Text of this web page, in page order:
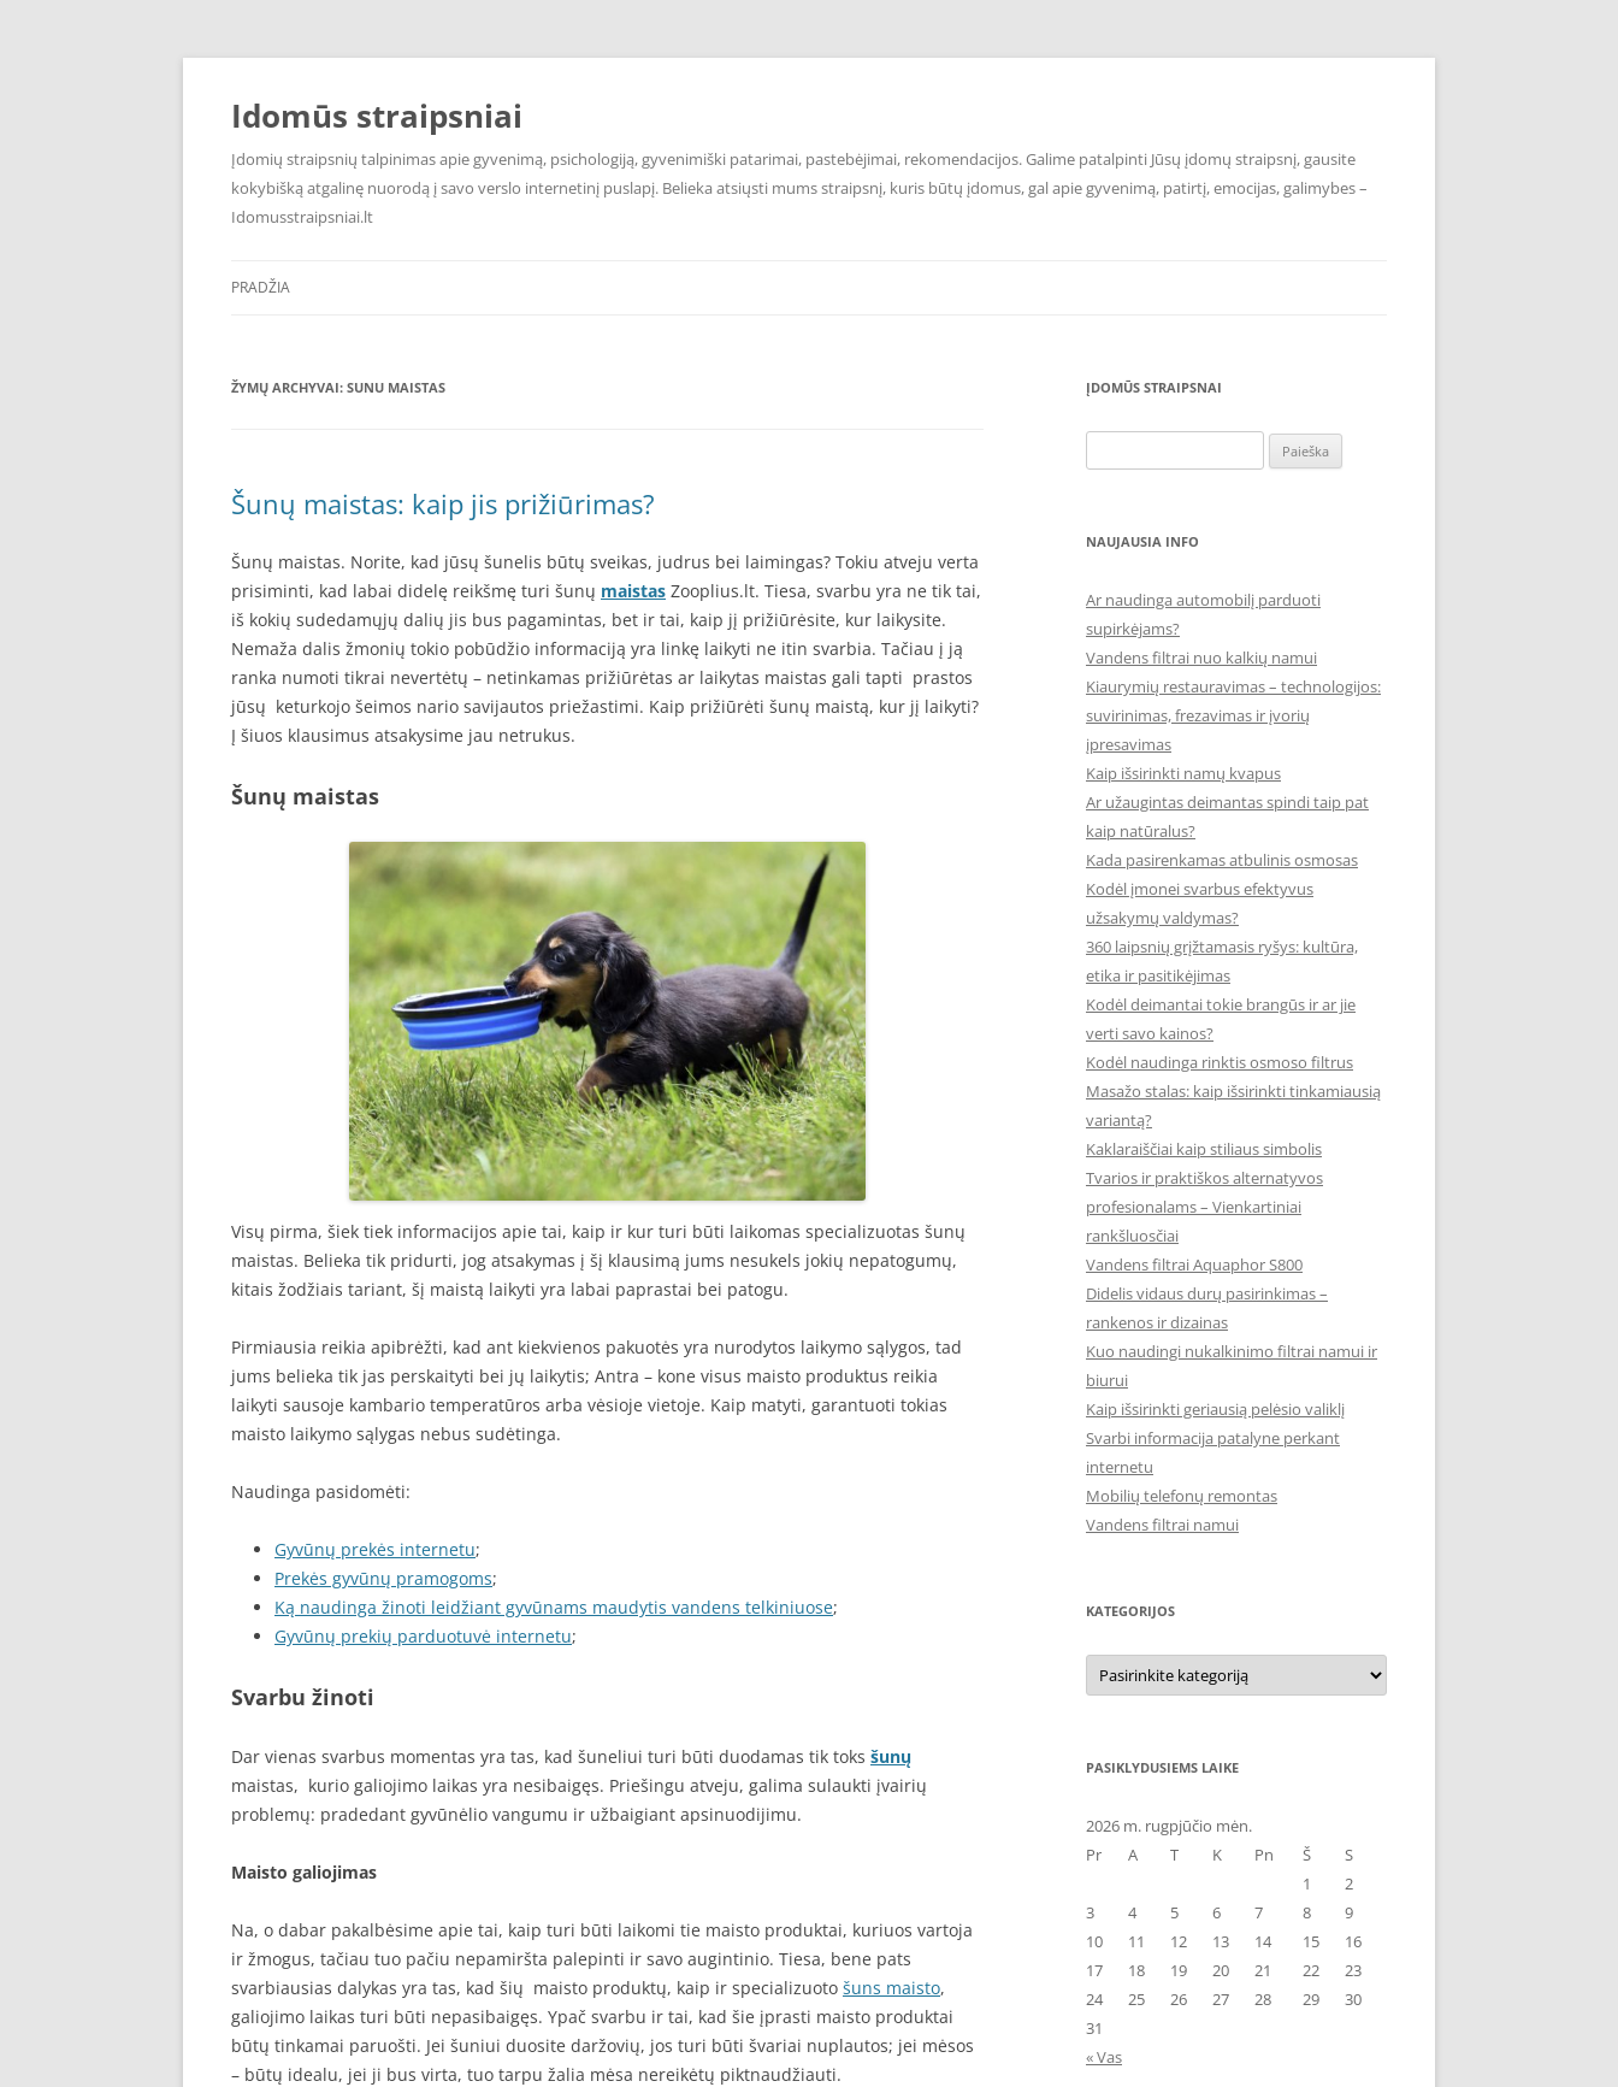
Pereiti
turinio
Idomūs straipsniai
Įdomių straipsnių talpinimas apie gyvenimą, psichologiją, gyvenimiški patarimai, pastebėjimai, rekomendacijos. Galime patalpinti Jūsų įdomų straipsnį, gausite
kokybišką atgalinę nuorodą į savo verslo internetinį puslapį. Belieka atsiųsti mums straipsnį, kuris būtų įdomus, gal apie gyvenimą, patirtį, emocijas, galimybes –
Idomusstraipsniai.lt
PRADŽIA
ŽYMŲ ARCHYVAI: SUNU MAISTAS
Šunų maistas: kaip jis prižiūrimas?
Šunų maistas. Norite, kad jūsų šunelis būtų sveikas, judrus bei laimingas? Tokiu atveju verta
prisiminti, kad labai didelę reikšmę turi šunų maistas Zooplius.lt. Tiesa, svarbu yra ne tik tai,
iš kokių sudedamųjų dalių jis bus pagamintas, bet ir tai, kaip jį prižiūrėsite, kur laikysite.
Nemaža dalis žmonių tokio pobūdžio informaciją yra linkę laikyti ne itin svarbia. Tačiau į ją
ranka numoti tikrai nevertėtų – netinkamas prižiūrėtas ar laikytas maistas gali tapti prastos
jūsų keturkojo šeimos nario savijautos priežastimi. Kaip prižiūrėti šunų maistą, kur jį laikyti?
Į šiuos klausimus atsakysime jau netrukus.
Šunų maistas
Visų pirma, šiek tiek informacijos apie tai, kaip ir kur turi būti laikomas specializuotas šunų
maistas. Belieka tik pridurti, jog atsakymas į šį klausimą jums nesukels jokių nepatogumų,
kitais žodžiais tariant, šį maistą laikyti yra labai paprastai bei patogu.
Pirmiausia reikia apibrėžti, kad ant kiekvienos pakuotės yra nurodytos laikymo sąlygos, tad
jums belieka tik jas perskaityti bei jų laikytis; Antra – kone visus maisto produktus reikia
laikyti sausoje kambario temperatūros arba vėsioje vietoje. Kaip matyti, garantuoti tokias
maisto laikymo sąlygas nebus sudėtinga.
Naudinga pasidomėti:
Gyvūnų prekės internetu;
Prekės gyvūnų pramogoms;
Ką naudinga žinoti leidžiant gyvūnams maudytis vandens telkiniuose;
Gyvūnų prekių parduotuvė internetu;
Svarbu žinoti
Dar vienas svarbus momentas yra tas, kad šuneliui turi būti duodamas tik toks šunų
maistas, kurio galiojimo laikas yra nesibaigęs. Priešingu atveju, galima sulaukti įvairių
problemų: pradedant gyvūnėlio vangumu ir užbaigiant apsinuodijimu.
Maisto galiojimas
Na, o dabar pakalbėsime apie tai, kaip turi būti laikomi tie maisto produktai, kuriuos vartoja
ir žmogus, tačiau tuo pačiu nepamiršta palepinti ir savo augintinio. Tiesa, bene pats
svarbiausias dalykas yra tas, kad šių maisto produktų, kaip ir specializuoto šuns maisto,
galiojimo laikas turi būti nepasibaigęs. Ypač svarbu ir tai, kad šie įprasti maisto produktai
būtų tinkamai paruošti. Jei šuniui duosite daržovių, jos turi būti švariai nuplautos; jei mėsos
– būtų idealu, jei ji bus virta, tuo tarpu žalia mėsa nereikėtų piktnaudžiauti.
ĮDOMŪS STRAIPSNAI
NAUJAUSIA INFO
Ar naudinga automobilį parduoti
supirkėjams?
Vandens filtrai nuo kalkių namui
Kiaurymių restauravimas – technologijos:
suvirinimas, frezavimas ir įvorių
įpresavimas
Kaip išsirinkti namų kvapus
Ar užaugintas deimantas spindi taip pat
kaip natūralus?
Kada pasirenkamas atbulinis osmosas
Kodėl įmonei svarbus efektyvus
užsakymų valdymas?
360 laipsnių grįžtamasis ryšys: kultūra,
etika ir pasitikėjimas
Kodėl deimantai tokie brangūs ir ar jie
verti savo kainos?
Kodėl naudinga rinktis osmoso filtrus
Masažo stalas: kaip išsirinkti tinkamiausią
variantą?
Kaklaraiščiai kaip stiliaus simbolis
Tvarios ir praktiškos alternatyvos
profesionalams – Vienkartiniai
rankšluosčiai
Vandens filtrai Aquaphor S800
Didelis vidaus durų pasirinkimas –
rankenos ir dizainas
Kuo naudingi nukalkinimo filtrai namui ir
biurui
Kaip išsirinkti geriausią pelėsio valiklį
Svarbi informacija patalyne perkant
internetu
Mobilių telefonų remontas
Vandens filtrai namui
KATEGORIJOS
Kategorijos
PASIKLYDUSIEMS LAIKE
2026 m. rugpjūčio mėn.
Pr
A T K Pn Š
S
1
2
3
4 5 6 7 8
9
10
11 12 13 14 15
16
17
18 19 20 21 22
23
24
25 26 27 28 29
30
31
« Vas